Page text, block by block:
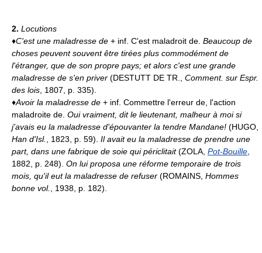
2. Locutions
♦C'est une maladresse de + inf. C'est maladroit de. Beaucoup de
choses peuvent souvent être tirées plus commodément de
l'étranger, que de son propre pays; et alors c'est une grande
maladresse de s'en priver (DESTUTT DE TR., Comment. sur Espr.
des lois , 1807, p. 335).
♦Avoir la maladresse de + inf. Commettre l'erreur de, l'action
maladroite de. Oui vraiment, dit le lieutenant, malheur à moi si
j'avais eu la maladresse d'épouvanter la tendre Mandane! (HUGO,
Han d'Isl.
, 1823, p. 59). Il avait eu la maladresse de prendre une
part, dans une fabrique de soie qui périclitait(ZOLA, Pot-Bouille
1882, p. 248). On lui proposa une réforme temporaire de trois
mois, qu'il eut la maladresse de refuser (ROMAINS, Hommes
bonne vol.
, 1938, p. 182).